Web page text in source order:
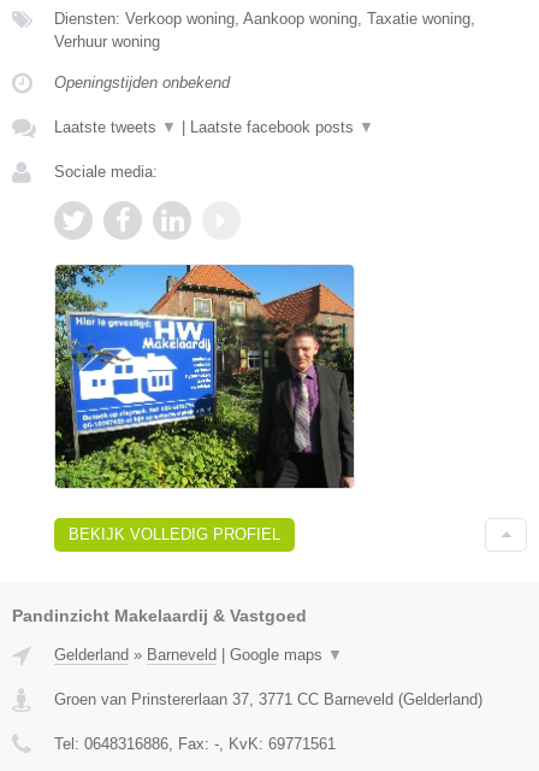
Diensten: Verkoop woning, Aankoop woning, Taxatie woning,
Verhuur woning
Openingstijden onbekend
Laatste tweets ▼ | Laatste facebook posts ▼
Sociale media:
BEKIJK VOLLEDIG PROFIEL
Pandinzicht Makelaardij & Vastgoed
Gelderland » Barneveld Google maps ▼
Groen van Prinstererlaan 37, 3771 CC Barneveld (Gelderland)
Tel: 0648316886, Fax: -, KvK: 69771561